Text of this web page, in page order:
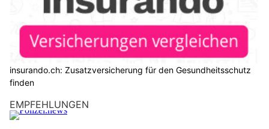
insurando.ch: Zusatzversicherung für den Gesundheitsschutz
finden
EMPFEHLUNGEN